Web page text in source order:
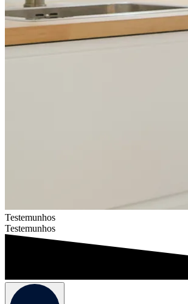
Testemunhos
Testemunhos